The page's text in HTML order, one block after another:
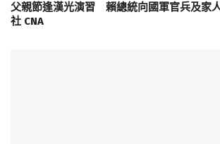
父親節逢漢光演習 賴總統向國軍官兵及家
社 CNA